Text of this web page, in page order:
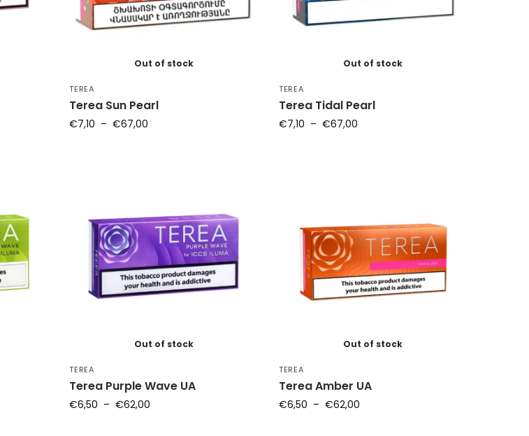
Out of stock
TEREA
Terea Sun Pearl
€7,10 – €67,00
Out of stock
TEREA
Terea Tidal Pearl
€7,10 – €67,00
Out of stock
TEREA
Terea Purple Wave UA
€6,50 – €62,00
Out of stock
TEREA
Terea Amber UA
€6,50 – €62,00